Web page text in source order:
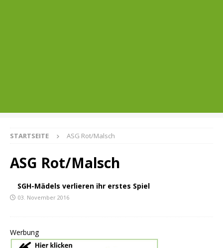
STARTSEITE ASG Rot/Malsch
ASG Rot/Malsch
SGH-Mädels verlieren ihr erstes Spiel
03. November 2016
Werbung